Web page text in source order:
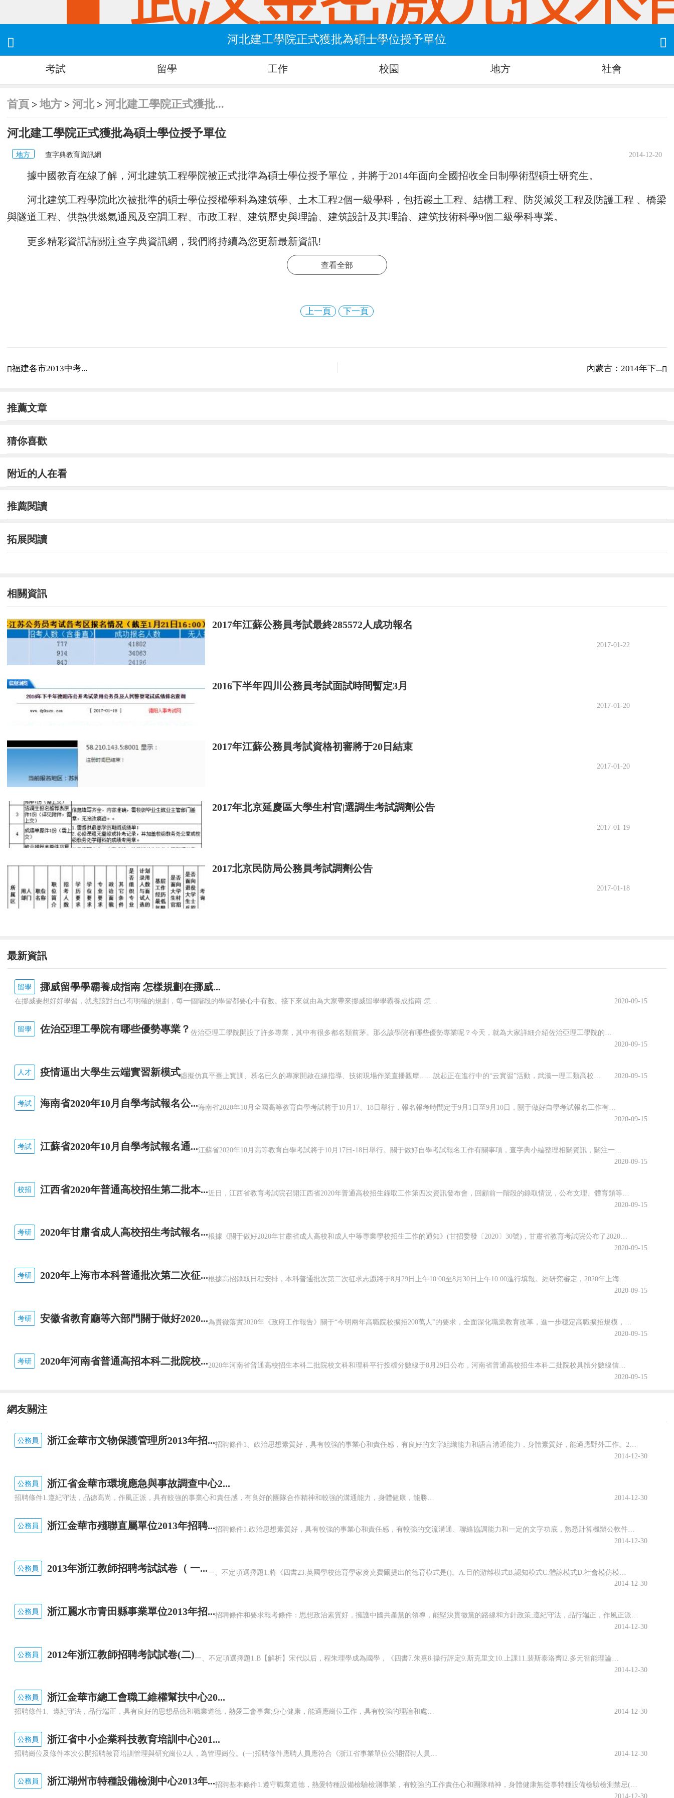
 河北建工學院正式獲批為碩士學位授予單位 
考試 留學 工作 校園 地方 社會
首頁 >地方 >河北>河北建工學院正式獲批...
河北建工學院正式獲批為碩士學位授予單位
地方 查字典教育資訊網 2014-12-20
據中國教育在線了解，河北建筑工程學院被正式批準為碩士學位授予單位，并將于2014年面向全國招收全日制學術型碩士研究生。
河北建筑工程學院此次被批準的碩士學位授權學科為建筑學、土木工程2個一級學科，包括巖土工程、結構工程、防災減災工程及防護工程 、橋梁
與隧道工程、供熱供燃氣通風及空調工程、市政工程、建筑歷史與理論、建筑設計及其理論、建筑技術科學9個二級學科專業。
更多精彩資訊請關注查字典資訊網 ，我們將持續為您更新最新資訊!
查看全部
上一頁 下一頁
福建各市2013中考... 
內蒙古：2014年下...
推薦文章
猜你喜歡
附近的人在看
推薦閱讀
拓展閱讀
相關資訊
2017年江蘇公務員考試最終285572人成功報名
2017-01-22
2016下半年四川公務員考試面試時間暫定3月
2017-01-20
2017年江蘇公務員考試資格初審將于20日結束
2017-01-20
2017年北京延慶區大學生村官|選調生考試調劑公告
2017-01-19
2017北京民防局公務員考試調劑公告
2017-01-18
最新資訊
留學 挪威留學學霸養成指南 怎樣規劃在挪威...
在挪威要想好好學習，就應該對自己有明確的規劃，每一個階段的學習都要心中有數。接下來就由為大家帶來挪威留學學霸養成指南 怎樣規劃在挪威的留學生活？一、了解階段雖然大家在申請的時候，就已經確認了自己要入讀的階段，但是大家對階段培養的目標和授課的模式，還是需要特別關注的，而且一定要有非常深入的了解，才可以... 2020-09-15
留學 佐治亞理工學院有哪些優勢專業？
佐治亞理工學院開設了許多專業，其中有很多都名類前茅。那么該學院有哪些優勢專業呢？今天，就為大家詳細介紹佐治亞理工學院的優勢專業，感興趣的小伙伴一起來看看吧！佐治亞理工學院優勢專業1.商學院優勢專業：生產管理專業佐治亞理工學院生產管理是為期兩年的碩士課程，將教學生如何運用可持續系統設計和持續改進等基本...
2020-09-15
人才 疫情逼出大學生云端實習新模式 2020-09-15
考試 海南省2020年10月自學考試報名公...
2020-09-15
考試 江蘇省2020年10月自學考試報名通...
江蘇省2020年10月高等教育自學考試將于10月17日-18日舉行。關于做好自學考試報名工作有關事項，查字典小編整理相關資訊，關注一下~江蘇省2020年10月自學考試報名通告2020年10月自學考試將于10月17日-18日舉行。現就做好報名工作有關事項通告如下：一、報名時間新生注冊和課程報考同步進行...
2020-09-15
校招 江西省2020年普通高校招生第二批本...
近日，江西省教育考試院召開江西省2020年普通高校招生錄取工作第四次資訊發布會，回顧前一階段的錄取情況，公布文理、體育類等第二批本科批次和藝術類普通批本科的投檔情況。查字典小編整理相關資訊，關注一下~江西省2020年普通高校招生第二批本科批次(含藝術類普通批本科)投檔情況發布8月25日上午，省教育考...
2020-09-15
考研 2020年甘肅省成人高校招生考試報名...
根據《關于做好2020年甘肅省成人高校和成人中等專業學校招生工作的通知》(甘招委發〔2020〕30號)，甘肅省教育考試院公布了2020年成人高校招生考試報名時間，詳細成人高考網上報名工作安排通知，跟隨查字典小編一起關注一下~2020年甘肅省成人高校招生考試報名時間確定根據《關于做好2020年甘肅省成...
2020-09-15
考研 2020年上海市本科普通批次第二次征...
根據高招錄取日程安排，本科普通批次第二次征求志愿將于8月29日上午10:00至8月30日上午10:00進行填報。經研究審定，2020年上海市普通高校招生本科普通批次第二次征求志愿降分控制線為385分。查字典小編整理相關資訊，關注一下~本科普通批次第二次征求志愿填報即將開始根據高招錄取日程安排，本科普...
2020-09-15
考研 安徽省教育廳等六部門關于做好2020...
2020-09-15
考研 2020年河南省普通高招本科二批院校...
2020年河南省普通高校招生本科二批院校文科和理科平行投檔分數線于8月29日公布，河南省普通高校招生本科二批院校具體分數線信息，跟隨查字典小編一起關注一下吧~2020年河南省普通高招本科二批院校平行投檔分數線2020年河南省普通高校招生本科二批院校平行投檔分數線(文科)2020年河南省普通高校招生本...
2020-09-15
網友關注
公務員 浙江金華市文物保護管理所2013年招...
2014-12-30
公務員 浙江省金華市環境應急與事故調查中心2...
2014-12-30
公務員 浙江金華市殘聯直屬單位2013年招聘...
招聘條件1.政治思想素質好，具有較強的事業心和責任感，有較強的交流溝通、聯絡協調能力和一定的文字功底，熟悉計算機辦公軟件，能勝任綜合文秘崗位工作。2.年齡、戶籍：35周歲及以下(1978年9月1日以后出生)，戶籍在金華市范圍內的殘疾人(殘疾等級、類別不限)。3.學歷、專業：具有大專及以上學歷，專業不限。報名1.報名時間和地點：2013年9月25日(上午8：30-11：30，下午14：00-17：3
2014-12-30
公務員 2013年浙江教師招聘考試試卷（ 一...
2014-12-30
公務員 浙江麗水市青田縣事業單位2013年招...
招聘條件和要求報考條件：思想政治素質好，擁護中國共產黨的領導，能堅決貫徹黨的路線和方針政策;遵紀守法，品行端正，作風正派;身體健康，能適應所報考崗位的工作需求;已取得相應學歷畢業證書。戶籍要求：青田縣戶籍(以2013年9月24日戶口所在地為準)人員或青田縣生源普通高校歷屆畢業生(部份崗位麗水市戶籍或生源可報考，詳見附件一)。研究生畢業并具有碩士及以上學位的人員、本縣在崗的“大學生村官&
2014-12-30
公務員 2012年浙江教師招聘考試試卷(二)
2014-12-30
公務員 浙江金華市總工會職工維權幫扶中心20...
招聘條件1、遵紀守法，品行端正，具有良好的思想品德和職業道德，熱愛工會事業;身心健康，能適應崗位工作，具有較強的理論和處理問題能力。2、年齡、對象：35周歲及以下(1978年9月1日以后出生)，戶籍在金華市范圍內;參加金華市大學生“村官”項目服務滿二年(時間計算至2013年9月1日止)、歷年年度考核均為稱職及以上，且仍在服務崗位的人員。3、學歷、專業：具有大學本科及以上學歷 2014-12-30
公務員 浙江省中小企業科技教育培訓中心201...
2014-12-30
公務員 浙江湖州市特種設備檢測中心2013年...
招聘基本條件1.遵守職業道德，熱愛特種設備檢驗檢測事業，有較強的工作責任心和團隊精神，身體健康無從事特種設備檢驗檢測禁忌(如恐高、色盲等)。有體育特長者優先考慮。2.學歷和專業要求：(1)機電類特種設備檢驗員職位要求：全日制本科及以上學歷，機械設計制造及其自動化、電氣工程及其自動化、起重機械設計制造及其它相關專業。(2)承壓類特種設備檢驗員職位要求：全日制本科及以上學歷，能源與動力工程、過程裝備與
2014-12-30